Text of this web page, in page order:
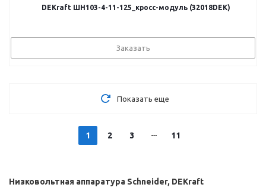
DEKraft ШН103-4-11-125_кросс-модуль (32018DEK)
Заказать
Показать еще
1 2 3 11
Низковольтная аппаратура Schneider, DEKraft